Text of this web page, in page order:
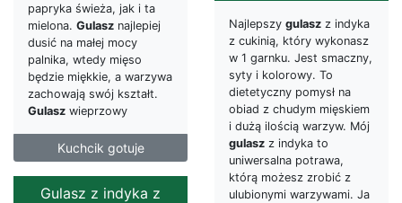
papryka świeża, jak i ta
mielona. Gulasz najlepiej
dusić na małej mocy
palnika, wtedy mięso
będzie miękkie, a warzywa
zachowają swój kształt.
Gulasz wieprzowy
Kuchcik gotuje
Najlepszy gulasz z indyka
z cukinią, który wykonasz
w 1 garnku. Jest smaczny,
syty i kolorowy. To
dietetyczny pomysł na
obiad z chudym mięskiem
i dużą ilością warzyw. Mój
gulasz z indyka to
uniwersalna potrawa,
którą możesz zrobić z
ulubionymi warzywami. Ja
Gulasz z indyka z